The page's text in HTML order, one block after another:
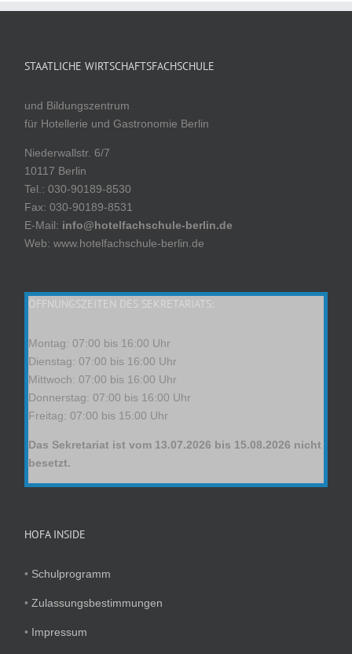
STAATLICHE WIRTSCHAFTSFACHSCHULE
und Bildungszentrum
für Hotellerie und Gastronomie Berlin
Niederwallstr. 6/7
10117 Berlin
Tel.: 030-90189-8530
Fax: 030-90189-8531
E-Mail: info@hotelfachschule-berlin.de
Web: www.hotelfachschule-berlin.de
ÖFFNUNGSZEITEN DES SEKRETARIATS:
Montag: 07:00 bis 16:00 Uhr
Dienstag: 07:00 bis 16:00 Uhr
Mittwoch: 07:00 bis 16:00 Uhr
Donnerstag: 07:00 bis 16:00 Uhr
Freitag: 07:00 bis 15:00 Uhr
Das Sekretariat ist vom 13.07.2026 bis 15.08.2026 nicht
besetzt.
HOFA INSIDE
• Schulprogramm
•Zulassungsbestimmungen
• Impressum